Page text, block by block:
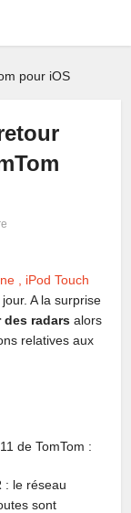
pour iOS
, iPod Touch
A la surprise
des radars alors
relatives aux
de TomTom :
: le réseau
sont